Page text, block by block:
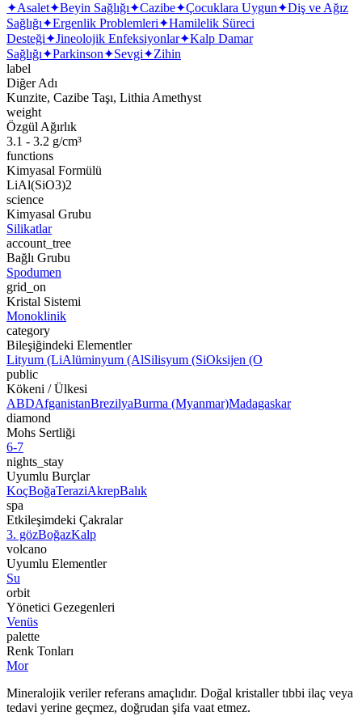
✦Asalet✦Beyin Sağlığı✦Cazibe✦Çocuklara Uygun✦Diş ve Ağız
Sağlığı✦Ergenlik Problemleri✦Hamilelik Süreci
Desteği✦Jineolojik Enfeksiyonlar✦Kalp Damar
Sağlığı✦Parkinson✦Sevgi✦Zihin
label
Diğer Adı
Kunzite, Cazibe Taşı, Lithia Amethyst
weight
Özgül Ağırlık
3.1 - 3.2 g/cm³
functions
Kimyasal Formülü
LiAl(SiO3)2
science
Kimyasal Grubu
Silikatlar
account_tree
Bağlı Grubu
Spodumen
grid_on
Kristal Sistemi
Monoklinik
category
Bileşiğindeki Elementler
Lityum (LiAlüminyum (AlSilisyum (SiOksijen (O
public
Kökeni / Ülkesi
ABDAfganistanBrezilyaBurma (Myanmar)Madagaskar
diamond
Mohs Sertliği
6-7
nights_stay
Uyumlu Burçlar
KoçBoğaTeraziAkrepBalık
spa
Etkileşimdeki Çakralar
3. gözBoğazKalp
volcano
Uyumlu Elementler
Su
orbit
Yönetici Gezegenleri
Venüs
palette
Renk Tonları
Mor
Mineralojik veriler referans amaçlıdır. Doğal kristaller tıbbi ilaç veya
tedavi yerine geçmez, doğrudan şifa vaat etmez.